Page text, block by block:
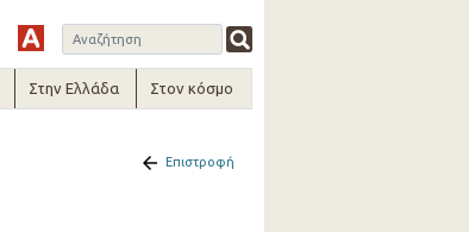
Στην Ελλάδα Στον κόσμο
Επιστροφή